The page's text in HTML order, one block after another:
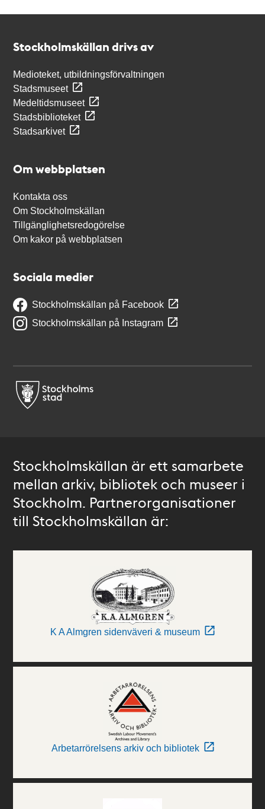
Stockholmskällan drivs av
Medioteket, utbildningsförvaltningen
Stadsmuseet
Medeltidsmuseet
Stadsbiblioteket
Stadsarkivet
Om webbplatsen
Kontakta oss
Om Stockholmskällan
Tillgänglighetsredogörelse
Om kakor på webbplatsen
Sociala medier
Stockholmskällan på Facebook
Stockholmskällan på Instagram
Stockholmskällan är ett samarbete
mellan arkiv, bibliotek och museer i
Stockholm. Partnerorganisationer
till Stockholmskällan är:
K A Almgren sidenväveri & museum
Arbetarrörelsens arkiv och bibliotek